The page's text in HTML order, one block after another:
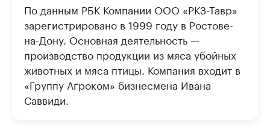
По данным РБК Компании ООО «РКЗ-Тавр»
зарегистрировано в 1999 году в Ростове-
на-Дону. Основная деятельность —
производство продукции из мяса убойных
животных и мяса птицы. Компания входит в
«Группу Агроком» бизнесмена Ивана
Саввиди.